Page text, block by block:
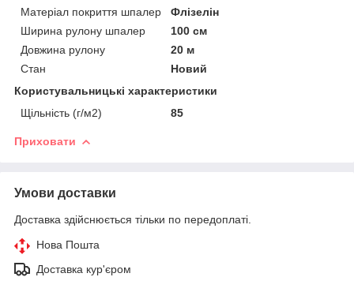
Матеріал покриття шпалер
Флізелін
Ширина рулону шпалер
100 см
Довжина рулону
20 м
Стан
Новий
Користувальницькі характеристики
Щільність (г/м2)
85
Приховати
Умови доставки
Доставка здійснюється тільки по передоплаті.
Нова Пошта
Доставка кур'єром